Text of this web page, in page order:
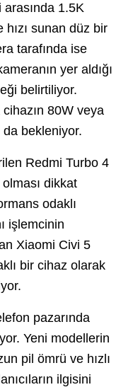
1.5K
sunan düz bir
tarafında ise
yer aldığı
belirtiliyor.
80W veya
da bekleniyor.
Redmi Turbo 4
dikkat
odaklı
işlemcinin
Xiaomi Civi 5
bir cihaz olarak
pazarında
Yeni modellerin
pil ömrü ve hızlı
ilgisini